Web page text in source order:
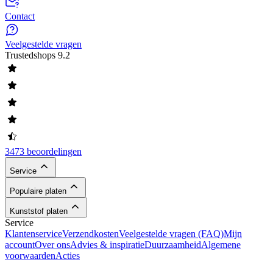
Contact
Veelgestelde vragen
Trustedshops 9.2
3473 beoordelingen
Service
Populaire platen
Kunststof platen
Service
KlantenserviceVerzendkostenVeelgestelde vragen (FAQ)Mijn
accountOver onsAdvies & inspiratieDuurzaamheidAlgemene
voorwaardenActies